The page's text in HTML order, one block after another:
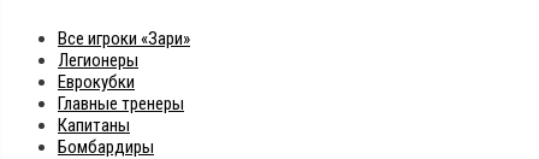
Все игроки «Зари»
Легионеры
Еврокубки
Главные тренеры
Капитаны
Бомбардиры